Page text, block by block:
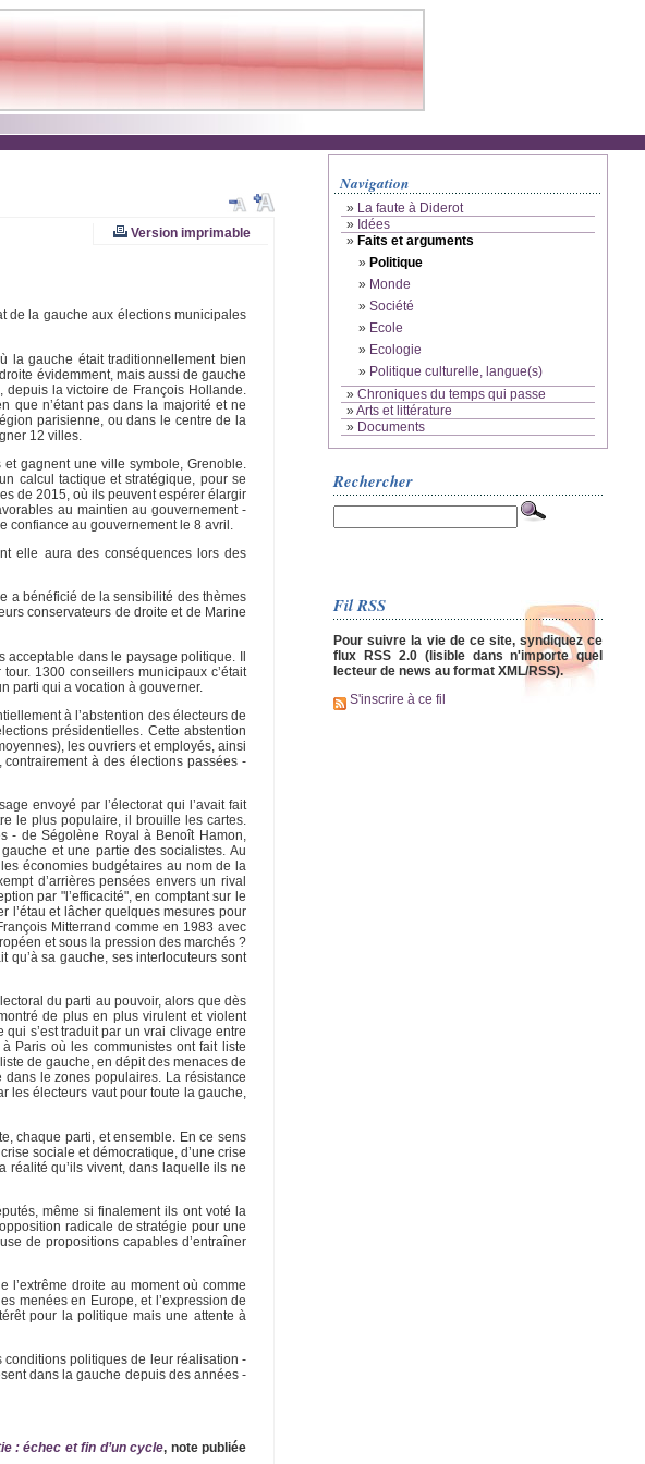
Version imprimable
de la gauche aux élections municipales
la gauche était traditionnellement bien
évidemment, mais aussi de gauche
la victoire de François Hollande.
que n’étant pas dans la majorité et ne
parisienne, ou dans le centre de la
12 villes.
gagnent une ville symbole, Grenoble.
calcul tactique et stratégique, pour se
de 2015, où ils peuvent espérer élargir
au maintien au gouvernement -
confiance au gouvernement le 8 avril.
elle aura des conséquences lors des
a bénéficié de la sensibilité des thèmes
conservateurs de droite et de Marine
acceptable dans le paysage politique. Il
1300 conseillers municipaux c’était
parti qui a vocation à gouverner.
à l’abstention des électeurs de
présidentielles. Cette abstention
les ouvriers et employés, ainsi
à des élections passées -
envoyé par l’électorat qui l’avait fait
le plus populaire, il brouille les cartes.
- de Ségolène Royal à Benoît Hamon,
et une partie des socialistes. Au
économies budgétaires au nom de la
d’arrières pensées envers un rival
par "l’efficacité", en comptant sur le
l’étau et lâcher quelques mesures pour
Mitterrand comme en 1983 avec
et sous la pression des marchés ?
qu’à sa gauche, ses interlocuteurs sont
du parti au pouvoir, alors que dès
de plus en plus virulent et violent
s’est traduit par un vrai clivage entre
Paris où les communistes ont fait liste
de gauche, en dépit des menaces de
dans le zones populaires. La résistance
les électeurs vaut pour toute la gauche,
chaque parti, et ensemble. En ce sens
sociale et démocratique, d’une crise
réalité qu’ils vivent, dans laquelle ils ne
même si finalement ils ont voté la
radicale de stratégie pour une
de propositions capables d’entraîner
droite au moment où comme
menées en Europe, et l’expression de
pour la politique mais une attente à
politiques de leur réalisation -
dans la gauche depuis des années -
: échec et fin d’un cycle, note publiée
Navigation
» La faute à Diderot
» Idées
» Faits et arguments
» Politique
» Monde
» Société
» Ecole
» Ecologie
» Politique culturelle, langue(s)
» Chroniques du temps qui passe
»Arts et littérature
» Documents
Rechercher
Fil RSS
Pour suivre la vie de ce site, syndiquez ce
flux RSS 2.0 (lisible dans n'importe quel
lecteur de news au format XML/RSS).
S'inscrire à ce fil